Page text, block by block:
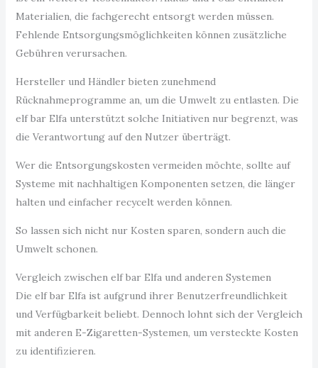
Materialien, die fachgerecht entsorgt werden müssen.
Fehlende Entsorgungsmöglichkeiten können zusätzliche
Gebühren verursachen.
Hersteller und Händler bieten zunehmend
Rücknahmeprogramme an, um die Umwelt zu entlasten. Die
elf bar Elfa unterstützt solche Initiativen nur begrenzt, was
die Verantwortung auf den Nutzer überträgt.
Wer die Entsorgungskosten vermeiden möchte, sollte auf
Systeme mit nachhaltigen Komponenten setzen, die länger
halten und einfacher recycelt werden können.
So lassen sich nicht nur Kosten sparen, sondern auch die
Umwelt schonen.
Vergleich zwischen elf bar Elfa und anderen Systemen
Die elf bar Elfa ist aufgrund ihrer Benutzerfreundlichkeit
und Verfügbarkeit beliebt. Dennoch lohnt sich der Vergleich
mit anderen E-Zigaretten-Systemen, um versteckte Kosten
zu identifizieren.